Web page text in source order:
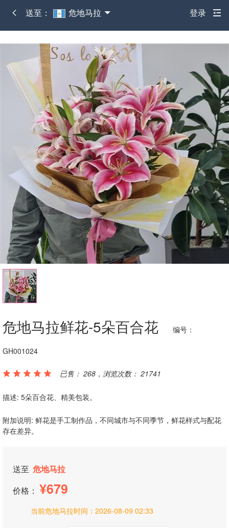
送至： 危地马拉 登录
危地马拉鲜花-5朵百合花 编号：
GH001024
已售： 268，浏览次数： 21741
描述: 5朵百合花、精美包装。
附加说明: 鲜花是手工制作品，不同城市与不同季节，鲜花样式与配花
存在差异。
送至 危地马拉
价格：
679
当前危地马拉时间： 2026-08-09 02:33